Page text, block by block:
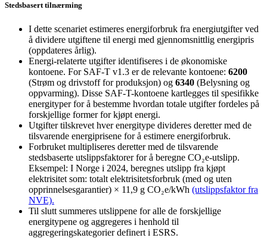
Stedsbasert tilnærming
I dette scenariet estimeres energiforbruk fra energiutgifter ved
å dividere utgiftene til energi med gjennomsnittlig energipris
(oppdateres årlig).
Energi-relaterte utgifter identifiseres i de økonomiske
kontoene. For SAF-T v1.3 er de relevante kontoene: 6200
(Strøm og drivstoff for produksjon) og 6340 (Belysning og
oppvarming). Disse SAF-T-kontoene kartlegges til spesifikke
energityper for å bestemme hvordan totale utgifter fordeles på
forskjellige former for kjøpt energi.
Utgifter tilskrevet hver energitype divideres deretter med de
tilsvarende energiprisene for å estimere energiforbruk.
Forbruket multipliseres deretter med de tilsvarende
stedsbaserte utslippsfaktorer for å beregne CO₂e-utslipp.
Eksempel: I Norge i 2024, beregnes utslipp fra kjøpt
elektrisitet som: totalt elektrisitetsforbruk (med og uten
opprinnelsesgarantier) × 11,9 g CO₂e/kWh (utslippsfaktor fra
NVE).
Til slutt summeres utslippene for alle de forskjellige
energitypene og aggregeres i henhold til
aggregeringskategorier definert i ESRS.